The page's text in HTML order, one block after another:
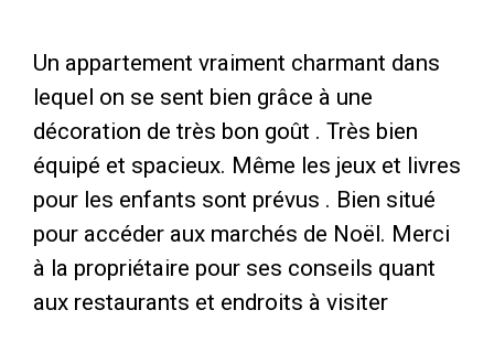
Un appartement vraiment charmant dans
lequel on se sent bien grâce à une
décoration de très bon goût . Très bien
équipé et spacieux. Même les jeux et livres
pour les enfants sont prévus . Bien situé
pour accéder aux marchés de Noël. Merci
à la propriétaire pour ses conseils quant
aux restaurants et endroits à visiter